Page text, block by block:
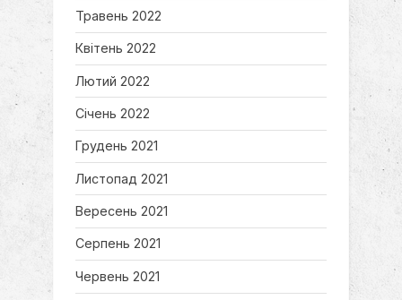
Травень 2022
Квітень 2022
Лютий 2022
Січень 2022
Грудень 2021
Листопад 2021
Вересень 2021
Серпень 2021
Червень 2021